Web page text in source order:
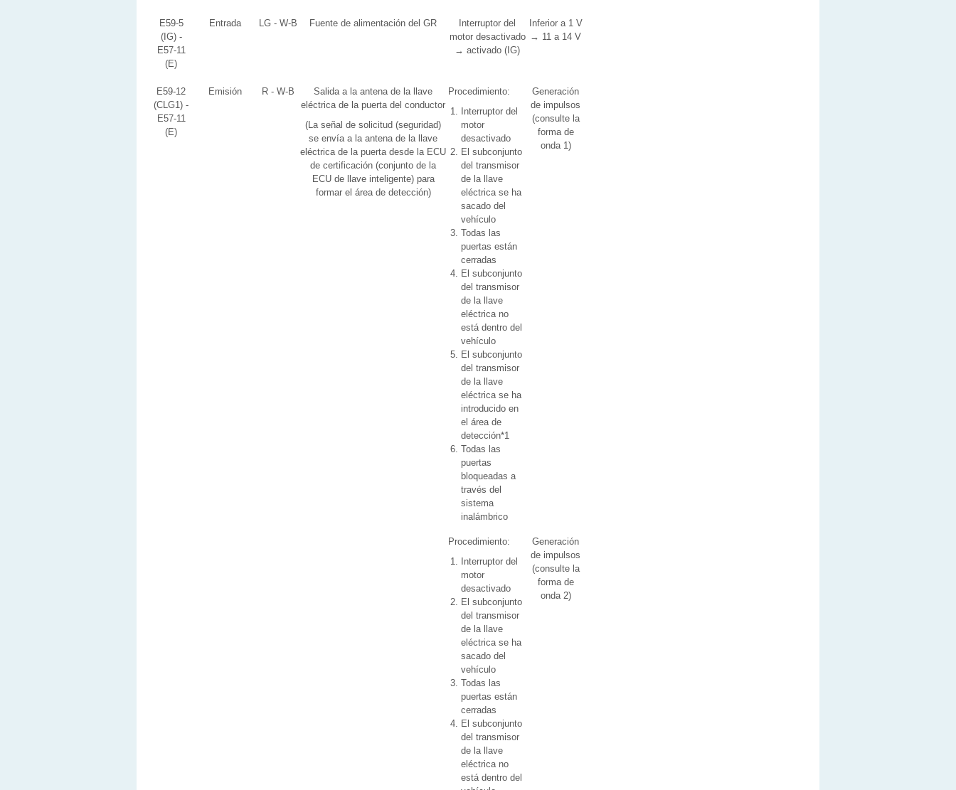
E59-5
(IG) -
E57-11
(E)
Entrada LG - W-B Fuente de alimentación del GR
Interruptor del
motor desactivado
→ activado (IG)
Inferior a 1 V
→ 11 a 14 V
E59-12
(CLG1) -
E57-11
(E)
Emisión R - W-B
Salida a la antena de la llave
eléctrica de la puerta del conductor
(La señal de solicitud (seguridad)
se envía a la antena de la llave
eléctrica de la puerta desde la ECU
de certificación (conjunto de la
ECU de llave inteligente) para
formar el área de detección)
Procedimiento:
Interruptor del
motor
desactivado
El subconjunto
del transmisor
de la llave
eléctrica se ha
sacado del
vehículo
Todas las
puertas están
cerradas
El subconjunto
del transmisor
de la llave
eléctrica no
está dentro del
vehículo
El subconjunto
del transmisor
de la llave
eléctrica se ha
introducido en
el área de
detección*1
Todas las
puertas
bloqueadas a
través del
sistema
inalámbrico
Generación
de impulsos
(consulte la
forma de
onda 1)
Procedimiento:
Interruptor del
motor
desactivado
El subconjunto
del transmisor
de la llave
eléctrica se ha
sacado del
vehículo
Todas las
puertas están
cerradas
El subconjunto
del transmisor
de la llave
eléctrica no
está dentro del
Generación
de impulsos
(consulte la
forma de
onda 2)